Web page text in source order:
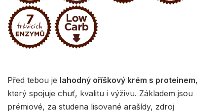
Před tebou je lahodný oříškový krém s proteinem,
který spojuje chuť, kvalitu i výživu. Základem jsou
prémiové, za studena lisované arašídy, zdroj